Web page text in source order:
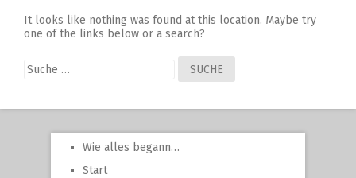
It looks like nothing was found at this location. Maybe try
one of the links below or a search?
Suche
nach:
Wie alles begann…
Start